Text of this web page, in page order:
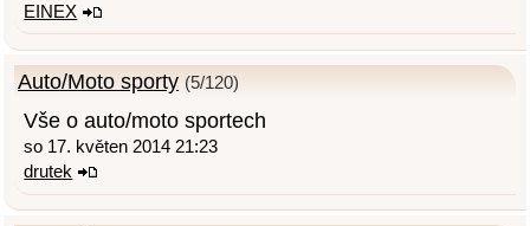
EINEX
Auto/Moto sporty (5/120)
Vše o auto/moto sportech
so 17. květen 2014 21:23
drutek